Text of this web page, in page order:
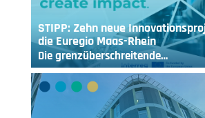
STIPP: Zehn neue
die Euregio Maas-Rhein
Die grenzüberschreitende…